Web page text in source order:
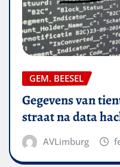
GEM. BEESEL
Gegevens van
straat na data
AVLimburg